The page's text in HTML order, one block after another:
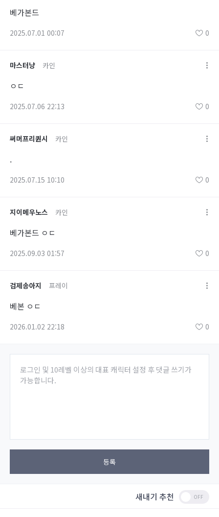
베가본드
2025.07.01 00:07 0
마스터냥 카인
ㅇㄷ
2025.07.06 22:13 0
써머프리퀀시 카인
.
2025.07.15 10:10 0
지이메우노스 카인
베가본드 ㅇㄷ
2025.09.03 01:57 0
검제송아지 프레이
베본 ㅇㄷ
2026.01.02 22:18 0
로그인 및 10레벨 이상의 대표 캐릭터 설정 후 댓글 쓰기가
가능합니다.
등록
새내기 추천